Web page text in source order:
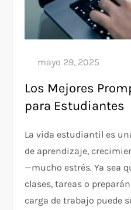
Los Mejores
para Estudiantes
La vida estudiantil es
de aprendizaje,
—mucho estrés. Ya sea
clases, tareas o
carga de trabajo puede